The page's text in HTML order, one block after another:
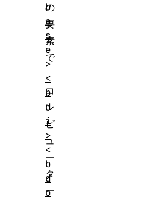
の
要
素
で
、
コ
ン
ピ
ュ
ー
タ
ー
b
a
s
e
>
<
b
d
i
>
<
b
d
o